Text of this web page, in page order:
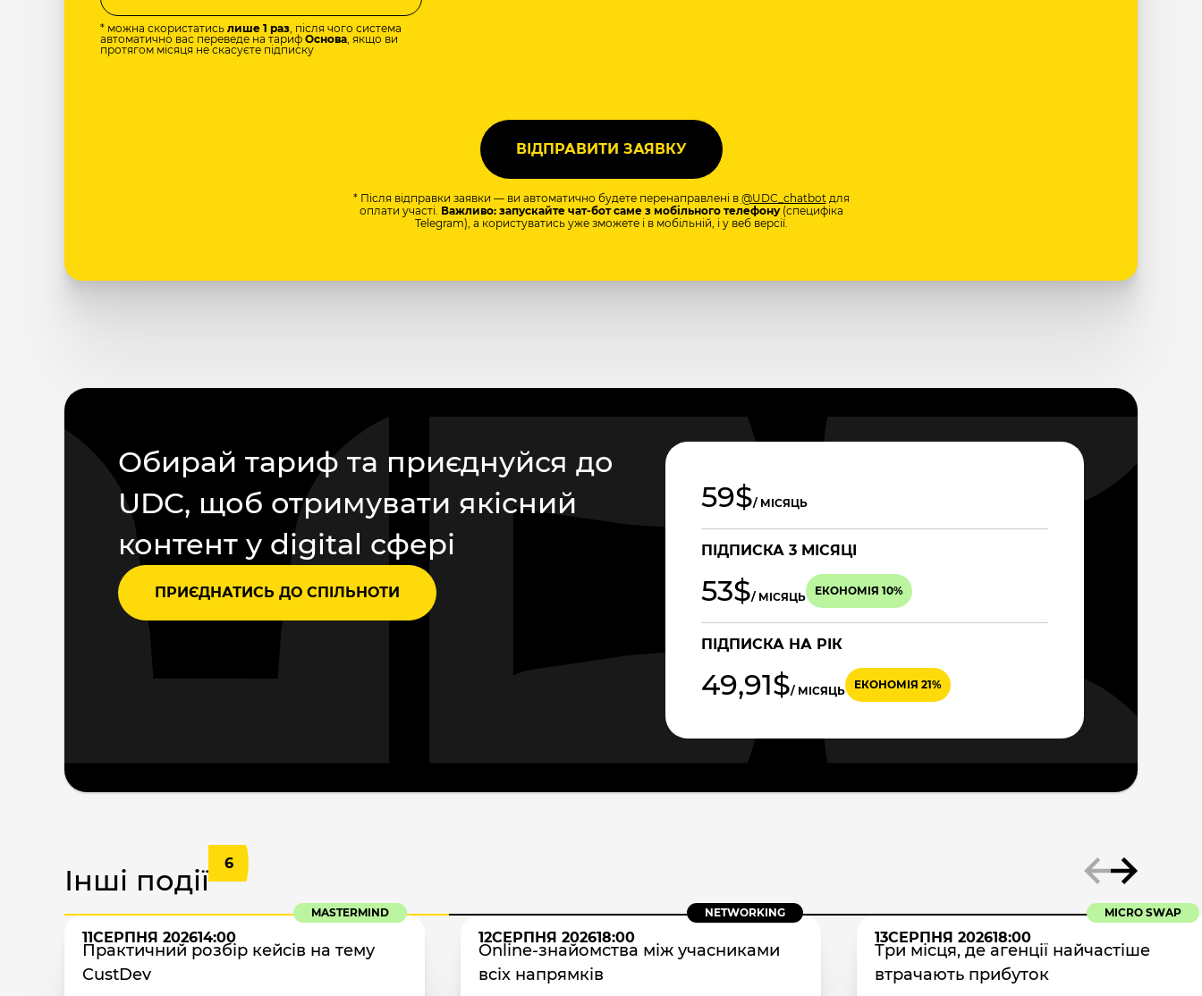
* можна скористатись лише 1 раз, після чого система
автоматично вас переведе на тариф Основа, якщо ви
протягом місяця не скасуєте підписку
* Після відправки заявки — ви автоматично будете перенаправлені в @UDC_chatbotдля
оплати участі. Важливо: запускайте чат-бот саме з мобільного телефону(специфіка
Telegram), а користуватись уже зможете і в мобільній, і у веб версії.
Обирай тариф та приєднуйся до
UDC, щоб отримувати якісний
контент у digital сфері
ПРИЄДНАТИСЬ ДО СПІЛЬНОТИ
59$/ МІСЯЦЬ
ПІДПИСКА 3 МІСЯЦІ
53$/ МІСЯЦЬ ЕКОНОМІЯ 10%
ПІДПИСКА НА РІК
49,91$/ МІСЯЦЬ ЕКОНОМІЯ 21%
Інші події 6
MASTERMIND
11СЕРПНЯ 202614:00
Практичний розбір кейсів на тему
CustDev
NETWORKING
12СЕРПНЯ 202618:00
Online-знайомства між учасниками
всіх напрямків
MICRO SWAP
13СЕРПНЯ 202618:00
Три місця, де агенції найчастіше
втрачають прибуток